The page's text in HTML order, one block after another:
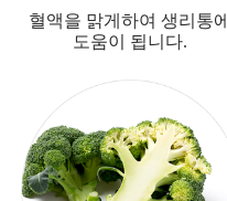
혈액을 맑게하여 생리통에
도움이 됩니다.